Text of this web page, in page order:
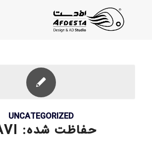
UNCATEGORIZED
حفاظت شده: RAVI